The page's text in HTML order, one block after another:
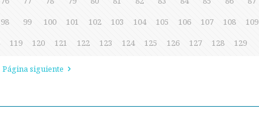
98 99 100 101 102 103 104 105 106 107 108 109
119 120 121 122 123 124 125 126 127 128 129
Página siguiente